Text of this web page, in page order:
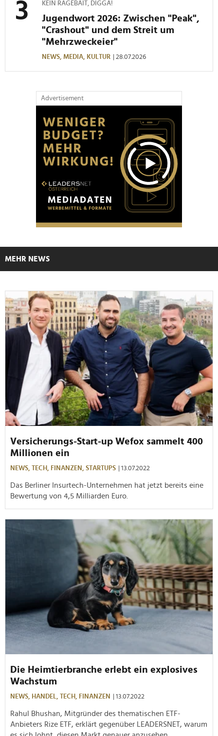
KEIN RAGEBAIT, DIGGA!
Jugendwort 2026: Zwischen "Peak",
"Crashout" und dem Streit um
"Mehrzweckeier"
NEWS, MEDIA, KULTUR | 28.07.2026
Advertisement
MEHR NEWS
Versicherungs-Start-up Wefox sammelt 400
Millionen ein
NEWS, TECH, FINANZEN, STARTUPS | 13.07.2022
Das Berliner Insurtech-Unternehmen hat jetzt bereits eine
Bewertung von 4,5 Milliarden Euro.
Die Heimtierbranche erlebt ein explosives
Wachstum
NEWS, HANDEL, TECH, FINANZEN | 13.07.2022
Rahul Bhushan, Mitgründer des thematischen ETF-
Anbieters Rize ETF, erklärt gegenüber LEADERSNET, warum